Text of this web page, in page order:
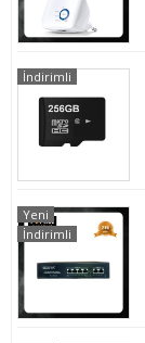
İndirimli
Yeni
İndirimli